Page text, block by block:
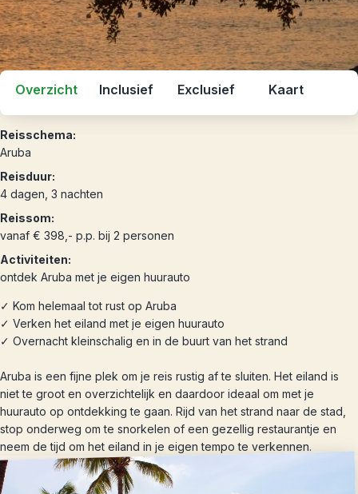
Overzicht Inclusief Exclusief Kaart
Reisschema:
Aruba
Reisduur:
4 dagen, 3 nachten
Reissom:
vanaf € 398,- p.p. bij 2 personen
Activiteiten:
ontdek Aruba met je eigen huurauto
✓ Kom helemaal tot rust op Aruba
✓ Verken het eiland met je eigen huurauto
✓ Overnacht kleinschalig en in de buurt van het strand
Aruba is een fijne plek om je reis rustig af te sluiten. Het eiland is
niet te groot en overzichtelijk en daardoor ideaal om met je
huurauto op ontdekking te gaan. Rijd van het strand naar de stad,
stop onderweg om te snorkelen of een gezellig restaurantje en
neem de tijd om het eiland in je eigen tempo te verkennen.